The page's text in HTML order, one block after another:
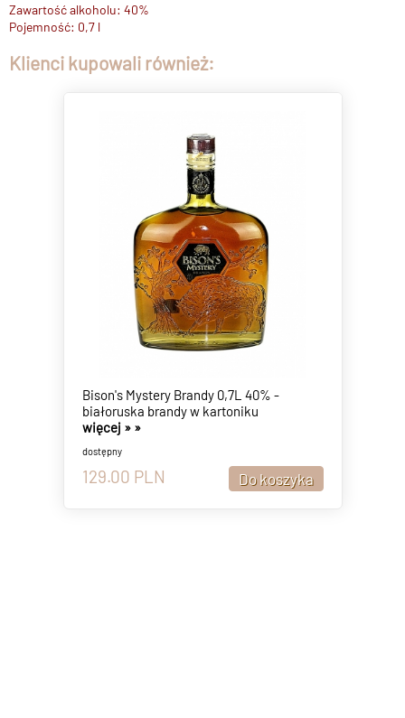
Zawartość alkoholu: 40%
Pojemność: 0,7 l
Klienci kupowali również:
Bison's Mystery Brandy 0,7L 40% -
białoruska brandy w kartoniku
więcej » »
dostępny
129.00 PLN